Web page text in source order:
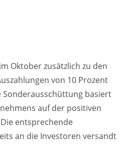
Oktober zusätzlich zu den
von 10 Prozent
Sonderausschüttung basiert
auf der positiven
entsprechende
an die Investoren versandt